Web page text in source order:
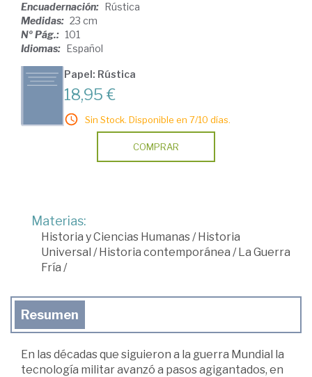
Encuadernación: Rústica
Medidas: 23 cm
Nº Pág.: 101
Idiomas: Español
Papel: Rústica
18,95 €
Sin Stock. Disponible en 7/10 días.
COMPRAR
Materias:
Historia y Ciencias Humanas/ Historia
Universal / Historia contemporánea / La Guerra
Fría /
Resumen
En las décadas que siguieron a la guerra Mundial la
tecnología militar avanzó a pasos agigantados, en